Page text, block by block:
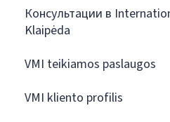
Консультации в
Klaipėda
VMI teikiamos paslaugos
VMI kliento profilis